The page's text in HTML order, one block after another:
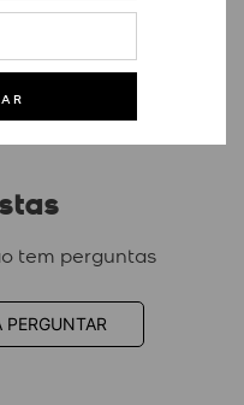
A AVALIAR
tem perguntas